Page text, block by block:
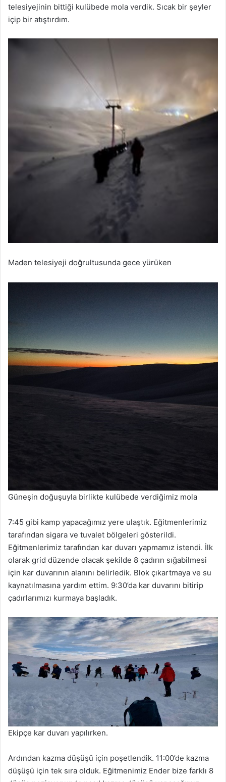
telesiyejinin bittiği kulübede mola verdik. Sıcak bir şeyler
içip bir atıştırdım.
Maden telesiyeji doğrultusunda gece yürüken
Güneşin doğuşuyla birlikte kulübede verdiğimiz mola
7:45 gibi kamp yapacağımız yere ulaştık. Eğitmenlerimiz
tarafından sigara ve tuvalet bölgeleri gösterildi.
Eğitmenlerimiz tarafından kar duvarı yapmamız istendi. İlk
olarak grid düzende olacak şekilde 8 çadırın sığabilmesi
için kar duvarının alanını belirledik. Blok çıkartmaya ve su
kaynatılmasına yardım ettim. 9:30’da kar duvarını bitirip
çadırlarımızı kurmaya başladık.
Ekipçe kar duvarı yapılırken.
Ardından kazma düşüşü için poşetlendik. 11:00’de kazma
düşüşü için tek sıra olduk. Eğitmenimiz Ender bize farklı 8